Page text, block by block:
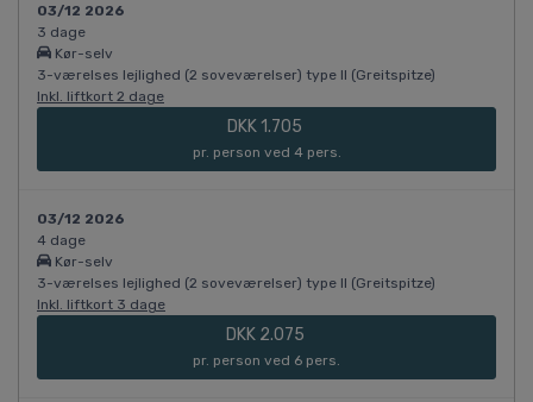
03/12 2026
3 dage
Kør-selv
3-værelses lejlighed (2 soveværelser) type II (Greitspitze)
Inkl. liftkort 2 dage
DKK 1.705
pr. person ved 4 pers.
03/12 2026
4 dage
Kør-selv
3-værelses lejlighed (2 soveværelser) type II (Greitspitze)
Inkl. liftkort 3 dage
DKK 2.075
pr. person ved 6 pers.